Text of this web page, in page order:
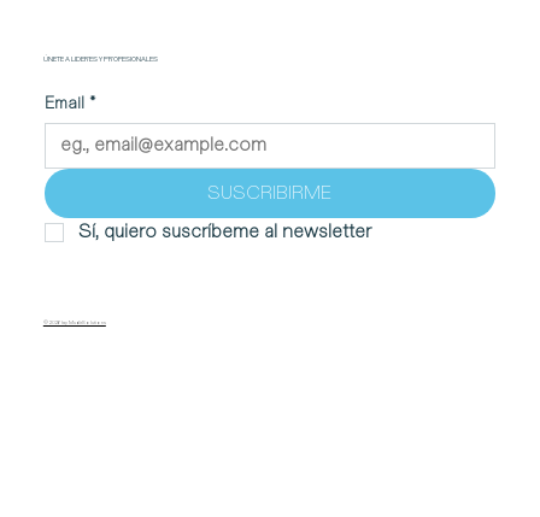
ÚNETE A LIDERES Y PROFESIONALES
Email *
SUSCRIBIRME
Sí, quiero suscríbeme al newsletter
© 2026 by MudirSolutions